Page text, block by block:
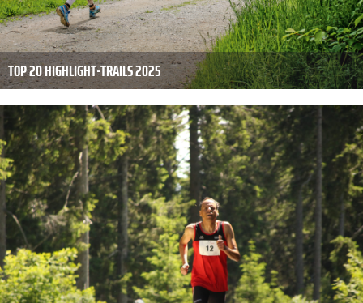
TOP 20 HIGHLIGHT-TRAILS 2025